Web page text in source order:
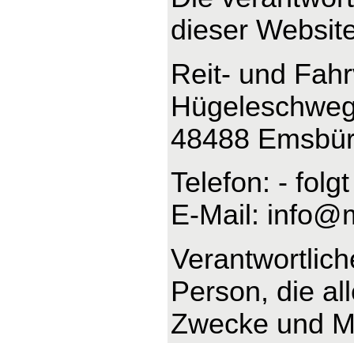
dieser
Reit- und
48488
Telefon: -
E-Mail:
Person, die
Zwecke und